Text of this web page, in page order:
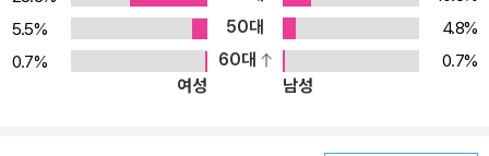
5.5%
50대
4.8%
0.7%
60대
0.7%
여성
남성